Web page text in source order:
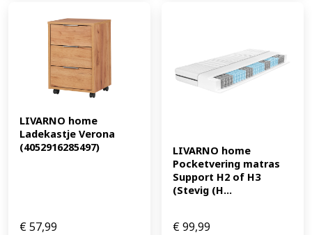
LIVARNO home
Ladekastje Verona
(4052916285497)
€57,99
LIVARNO home
Pocketvering matras
Support H2 of H3
(Stevig (H...
€99,99